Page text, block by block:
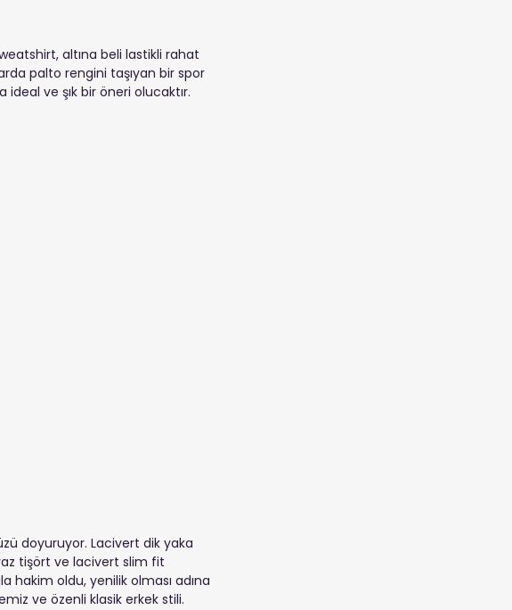
altına beli lastikli rahat
palto rengini taşıyan bir spor
ve şık bir öneri olucaktır.
doyuruyor. Lacivert dik yaka
tişört ve lacivert slim fit
hakim oldu, yenilik olması adına
ve özenli klasik erkek stili.